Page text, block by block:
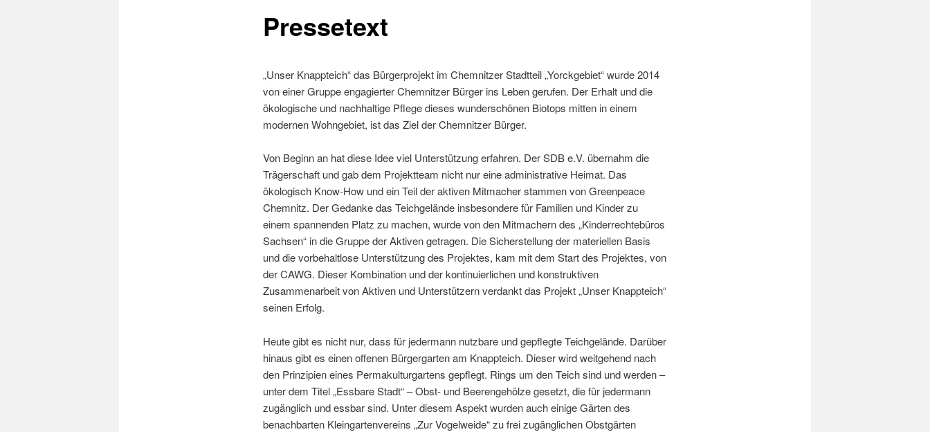
Pressetext
„Unser Knappteich“ das Bürgerprojekt im Chemnitzer Stadtteil „Yorckgebiet“ wurde 2014
von einer Gruppe engagierter Chemnitzer Bürger ins Leben gerufen. Der Erhalt und die
ökologische und nachhaltige Pflege dieses wunderschönen Biotops mitten in einem
modernen Wohngebiet, ist das Ziel der Chemnitzer Bürger.
Von Beginn an hat diese Idee viel Unterstützung erfahren. Der SDB e.V. übernahm die
Trägerschaft und gab dem Projektteam nicht nur eine administrative Heimat. Das
ökologisch Know-How und ein Teil der aktiven Mitmacher stammen von Greenpeace
Chemnitz. Der Gedanke das Teichgelände insbesondere für Familien und Kinder zu
einem spannenden Platz zu machen, wurde von den Mitmachern des „Kinderrechtebüros
Sachsen“ in die Gruppe der Aktiven getragen. Die Sicherstellung der materiellen Basis
und die vorbehaltlose Unterstützung des Projektes, kam mit dem Start des Projektes, von
der CAWG. Dieser Kombination und der kontinuierlichen und konstruktiven
Zusammenarbeit von Aktiven und Unterstützern verdankt das Projekt „Unser Knappteich“
seinen Erfolg.
Heute gibt es nicht nur, dass für jedermann nutzbare und gepflegte Teichgelände. Darüber
hinaus gibt es einen offenen Bürgergarten am Knappteich. Dieser wird weitgehend nach
den Prinzipien eines Permakulturgartens gepflegt. Rings um den Teich sind und werden –
unter dem Titel „Essbare Stadt“ – Obst- und Beerengehölze gesetzt, die für jedermann
zugänglich und essbar sind. Unter diesem Aspekt wurden auch einige Gärten des
benachbarten Kleingartenvereins „Zur Vogelweide“ zu frei zugänglichen Obstgärten